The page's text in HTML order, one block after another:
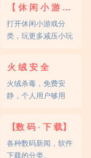
【 休 闲 小 游 戏 】
打开休闲小游戏分
类，玩更多减压小玩
火 绒 安 全
火绒杀毒，免费安
静，个人用户够用
【数 码 · 下 载】
各种数码新闻，软件
下载的分类。